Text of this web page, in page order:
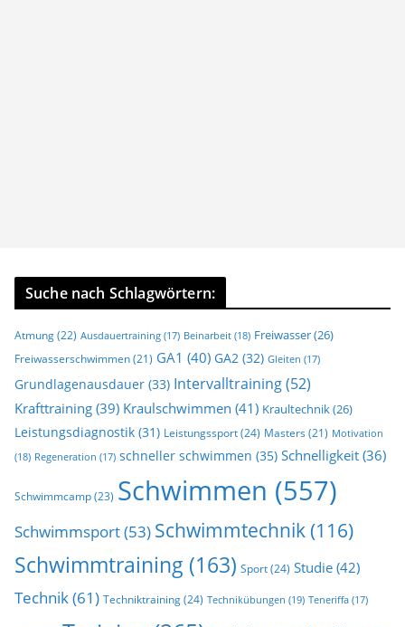
Suche nach Schlagwörtern:
Atmung(22) Ausdauertraining (17) Beinarbeit (18) Freiwasser(26)
Freiwasserschwimmen (21) GA1 (40) GA2 (32) Gleiten (17)
Grundlagenausdauer (33) Intervalltraining(52)
Krafttraining (39) Kraulschwimmen (41) Kraultechnik(26)
Leistungsdiagnostik (31) Leistungssport(24) Masters (21) Motivation
(18) Regeneration (17) schneller schwimmen (35) Schnelligkeit (36)
Schwimmcamp(23) Schwimmen (557)
Schwimmsport(53) Schwimmtechnik(116)
Schwimmtraining (163) Sport(24) Studie (42)
Technik(61) Techniktraining(24) Technikübungen (19) Teneriffa (17)